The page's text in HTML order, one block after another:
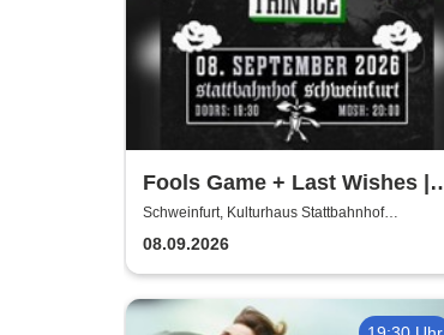
Fools Game + Last Wishes |
Gimme Some Action presents
Schweinfurt, Kulturhaus Stattbahnhof
Schweinfurt
08.09.2026